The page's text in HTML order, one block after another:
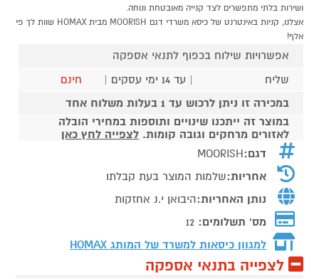
ושירות בלתי מתפשרים לצד קנייה מאובטחת ונוחה.
אצלנו, קניות באינטרנט של כיסא משרדי דגם MOORISH מבית HOMAX שוות לך פי
אלף!
אפשרויות שילוח בכפוף לתנאי אספקה
שליח
| עד 14 ימי עסקים |
חינם
במכירה זו ניתן לרכוש עד 1 בעלות משלוח אחד
במוצר זה ייתכנו שינויים ותוספות במחירי הובלה
לאזורים מרחקים וגובה קומות. לצפייה לחץ כאן
דגם:MOORISH
אחריות:שלמות המוצר בעת קבלתו
נותן האחריות:היבואן י.נ אחזקות
מס' תשלומים: 12
למגוון כיסאות למשרד של המותג HOMAX
לצפייה בתנאי אספקה